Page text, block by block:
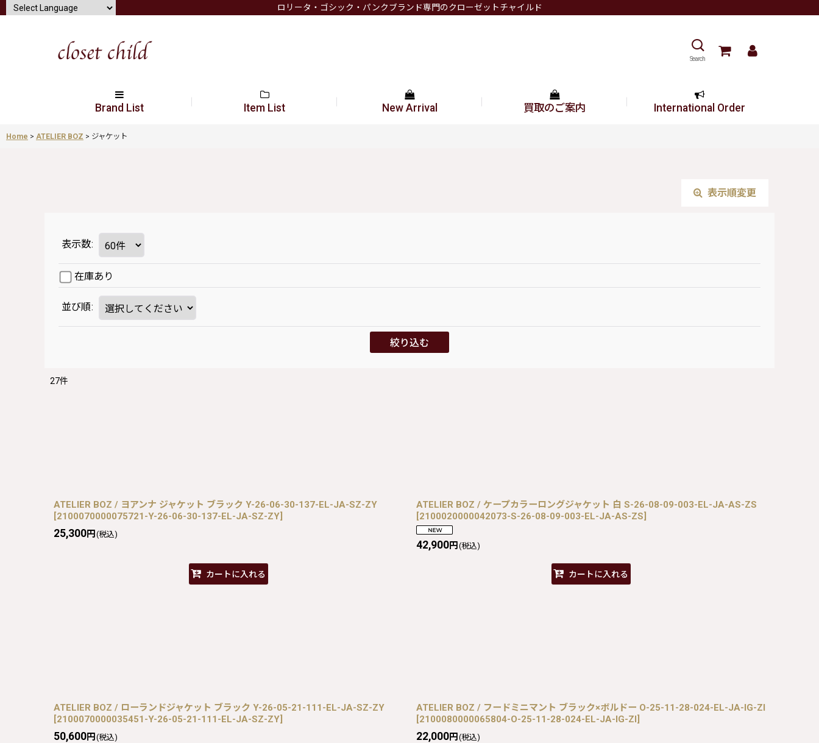
ロリータ・ゴシック・パンクブランド専門のクローゼットチャイルド
Search
Brand List Item List New Arrival 買取のご案内 International Order
Home > ATELIER BOZ > ジャケット
表示順変更
表示数:
在庫あり
並び順:
絞り込む
27件
ATELIER BOZ / ヨアンナ ジャケット ブラック Y-26-06-30-137-EL-JA-SZ-ZY
[2100070000075721-Y-26-06-30-137-EL-JA-SZ-ZY]
25,300円 (税込)
カートに入れる
ATELIER BOZ / ケープカラーロングジャケット 白 S-26-08-09-003-EL-JA-AS-ZS
[2100020000042073-S-26-08-09-003-EL-JA-AS-ZS]
42,900円 (税込)
カートに入れる
ATELIER BOZ / ローランドジャケット ブラック Y-26-05-21-111-EL-JA-SZ-ZY
[2100070000035451-Y-26-05-21-111-EL-JA-SZ-ZY]
50,600円 (税込)
ATELIER BOZ / フードミニマント ブラック×ボルドー O-25-11-28-024-EL-JA-IG-ZI
[2100080000065804-O-25-11-28-024-EL-JA-IG-ZI]
22,000円 (税込)